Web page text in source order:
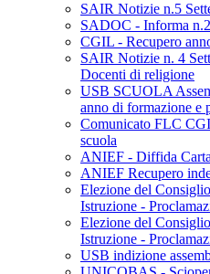
SAIR Notizie n.5
SADOC - Informa
CGIL - Recupero
SAIR Notizie n. 4
Docenti di religione
USB SCUOLA
anno di formazione e
Comunicato FLC
scuola
ANIEF - Diffida
ANIEF Recupero
Elezione del
Istruzione -
Elezione del
Istruzione -
USB indizione